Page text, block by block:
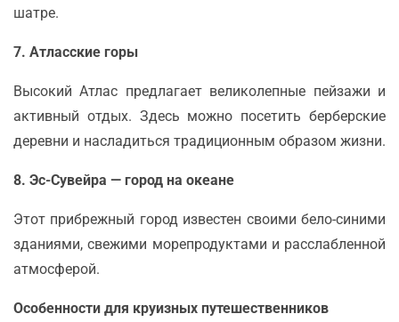
шатре.
7. Атласские горы
Высокий Атлас предлагает великолепные пейзажи и
активный отдых. Здесь можно посетить берберские
деревни и насладиться традиционным образом жизни.
8. Эс-Сувейра — город на океане
Этот прибрежный город известен своими бело-синими
зданиями, свежими морепродуктами и расслабленной
атмосферой.
Особенности для круизных путешественников